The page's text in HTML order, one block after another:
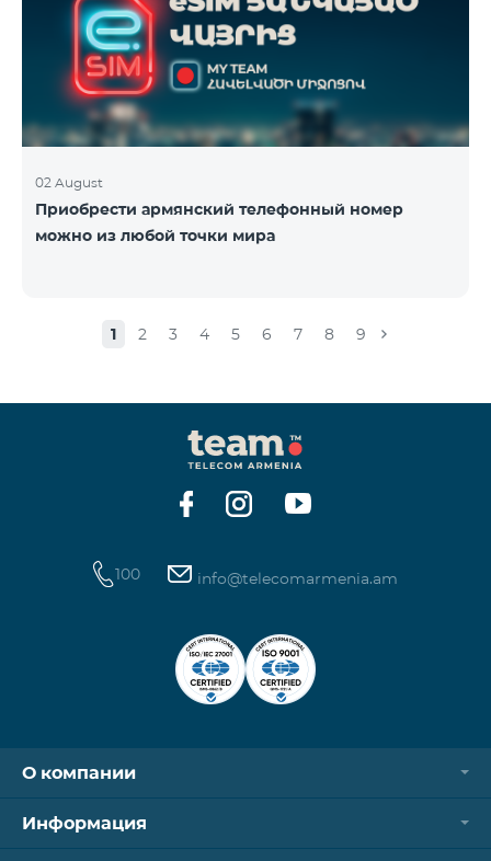
02 August
Приобрести армянский телефонный номер
можно из любой точки мира
1 2 3 4 5 6 7 8 9
100 info@telecomarmenia.am
О компании
Информация